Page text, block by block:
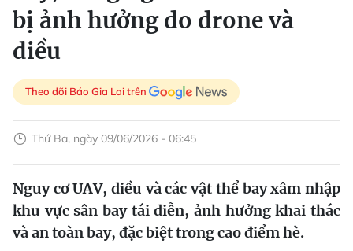
bị ảnh hưởng do drone và
diều
Theo dõi Báo Gia Lai trên
Thứ Ba, ngày 09/06/2026 - 06:45
Nguy cơ UAV, diều và các vật thể bay xâm nhập
khu vực sân bay tái diễn, ảnh hưởng khai thác
và an toàn bay, đặc biệt trong cao điểm hè.